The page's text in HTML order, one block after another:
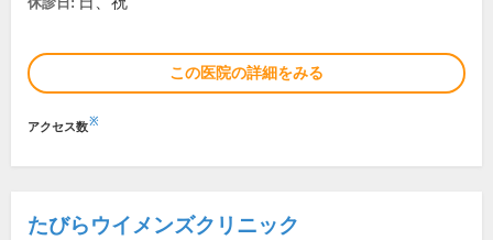
この医院の詳細をみる
アクセス数※
たびらウイメンズクリニック